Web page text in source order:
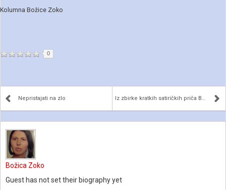
Kolumna Božice Zoko
0
Nepristajati na zlo Iz zbirke kratkih satiričkih priča Branimira Miros...
Božica Zoko
Guest has not set their biography yet